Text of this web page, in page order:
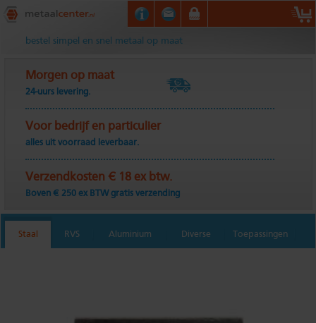
Metaalcenter.nl
bestel simpel en snel metaal op maat
Morgen op maat
24-uurs levering.
Voor bedrijf en particulier
alles uit voorraad leverbaar.
Verzendkosten € 18 ex btw.
Boven € 250 ex BTW gratis verzending
Staal RVS Aluminium Diverse Toepassingen